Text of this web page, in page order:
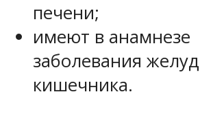
печени;
имеют в анамнезе
заболевания
кишечника.